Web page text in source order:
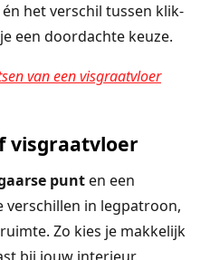
het verschil tussen klik-
een doordachte keuze.
van een visgraatvloer
visgraatvloer
punten een
verschillen in legpatroon,
Zo kies je makkelijk
bij jouw interieur.